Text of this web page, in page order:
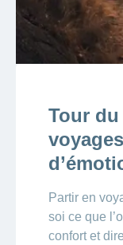
Tour
Partir en
soi ce que
confort et